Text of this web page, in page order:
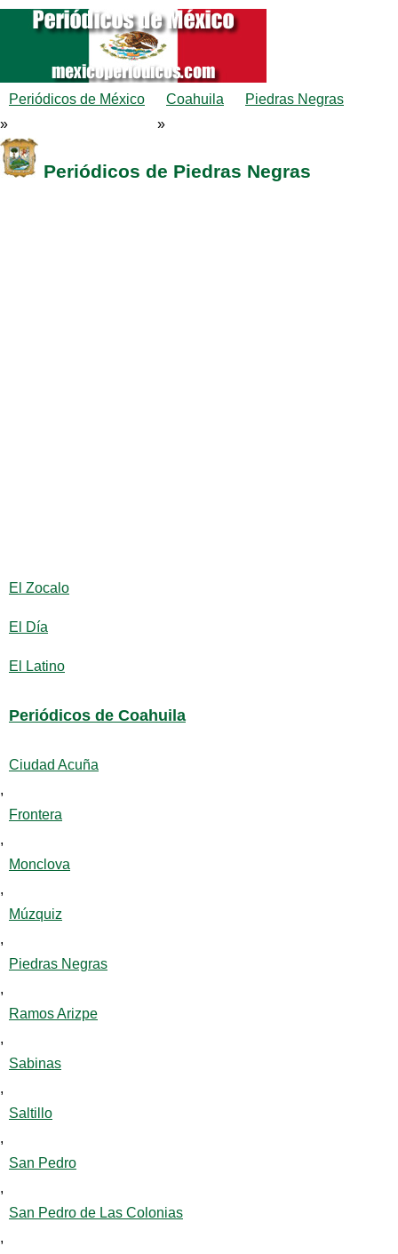
Periódicos de México
»
Coahuila
»
Piedras Negras
Periódicos de Piedras Negras
El Zocalo
El Día
El Latino
Periódicos de Coahuila
Ciudad Acuña
,
Frontera
,
Monclova
,
Múzquiz
,
Piedras Negras
,
Ramos Arizpe
,
Sabinas
,
Saltillo
,
San Pedro
,
San Pedro de Las Colonias
,